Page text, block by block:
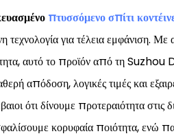
πτυσσόμενο σπίτι
για τέλεια εμφάνιση.
αυτό το προϊόν από τη
απόδοση, λογικές τιμές και
ότι δίνουμε προτεραιότητα στις
κορυφαία ποιότητα, ενώ